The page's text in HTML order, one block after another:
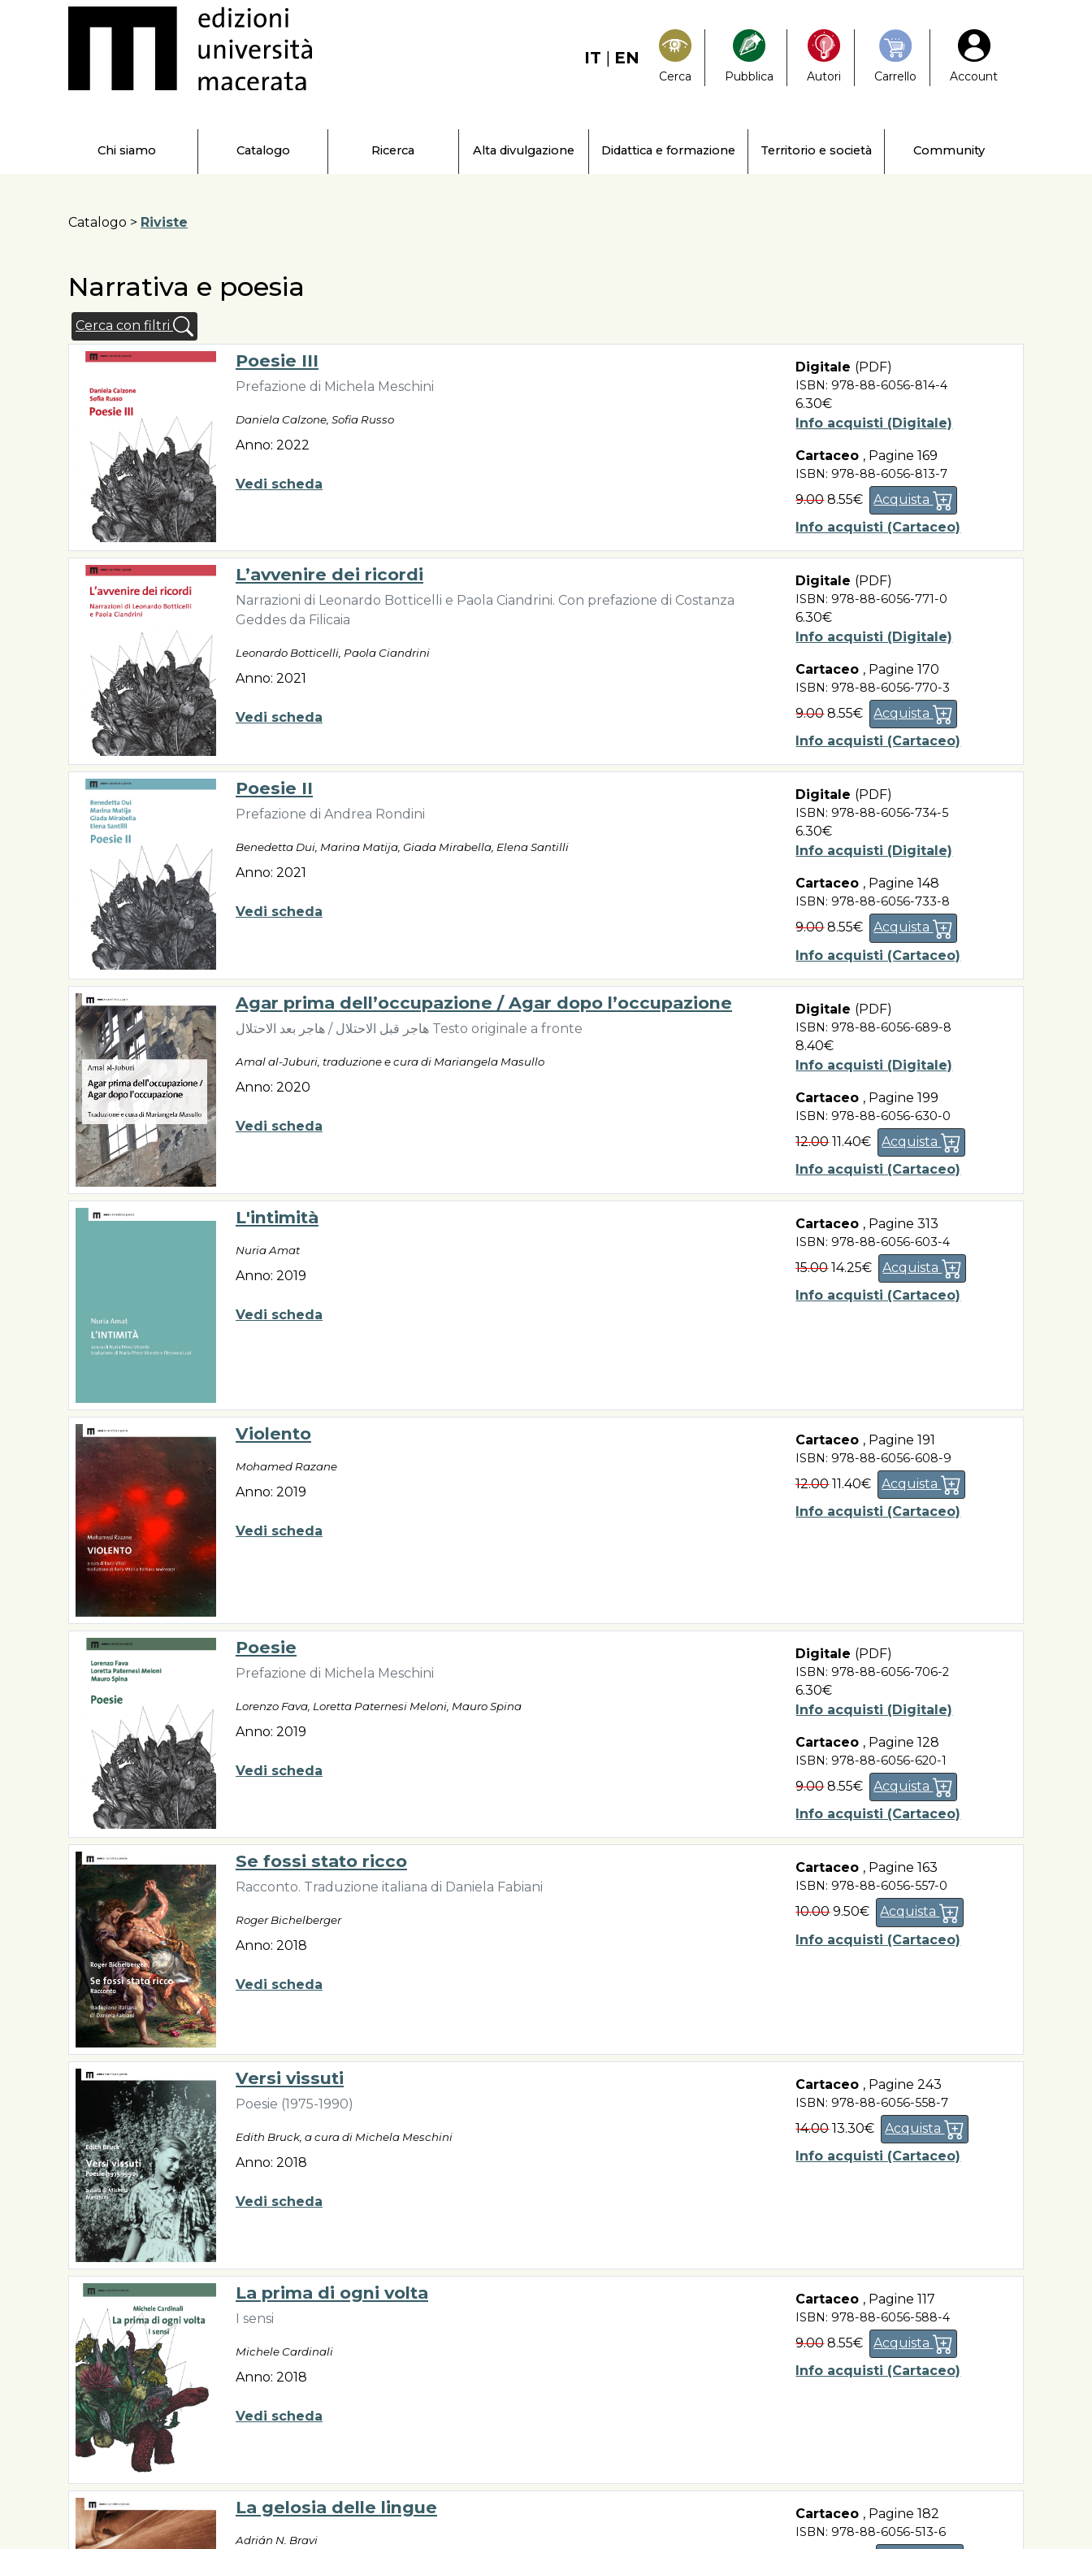
IT | EN
Cerca Pubblica Autori Carrello Account
Chi siamo Catalogo Ricerca Alta divulgazione Didattica e formazione Territorio e società Community
Catalogo > Riviste
Narrativa e poesia
Cerca con filtri
Poesie III
Prefazione di Michela Meschini
Daniela Calzone, Sofia Russo
Anno: 2022
Vedi scheda
Digitale (PDF)
ISBN: 978-88-6056-814-4
6.30€
Info acquisti (Digitale)
Cartaceo , Pagine 169
ISBN: 978-88-6056-813-7
9.008.55€
Acquista
Info acquisti (Cartaceo)
L’avvenire dei ricordi
Narrazioni di Leonardo Botticelli e Paola Ciandrini. Con prefazione di Costanza
Geddes da Filicaia
Leonardo Botticelli, Paola Ciandrini
Anno: 2021
Vedi scheda
Digitale (PDF)
ISBN: 978-88-6056-771-0
6.30€
Info acquisti (Digitale)
Cartaceo , Pagine 170
ISBN: 978-88-6056-770-3
9.008.55€
Acquista
Info acquisti (Cartaceo)
Poesie II
Prefazione di Andrea Rondini
Benedetta Dui, Marina Matija, Giada Mirabella, Elena Santilli
Anno: 2021
Vedi scheda
Digitale (PDF)
ISBN: 978-88-6056-734-5
6.30€
Info acquisti (Digitale)
Cartaceo , Pagine 148
ISBN: 978-88-6056-733-8
9.008.55€
Acquista
Info acquisti (Cartaceo)
Agar prima dell’occupazione / Agar dopo l’occupazione
هاجر قبل الاحتلال / هاجر بعد الاحتلال Testo originale a fronte
Amal al-Juburi, traduzione e cura di Mariangela Masullo
Anno: 2020
Vedi scheda
Digitale (PDF)
ISBN: 978-88-6056-689-8
8.40€
Info acquisti (Digitale)
Cartaceo , Pagine 199
ISBN: 978-88-6056-630-0
12.0011.40€
Acquista
Info acquisti (Cartaceo)
L'intimità
Nuria Amat
Anno: 2019
Vedi scheda
Cartaceo , Pagine 313
ISBN: 978-88-6056-603-4
15.0014.25€
Acquista
Info acquisti (Cartaceo)
Violento
Mohamed Razane
Anno: 2019
Vedi scheda
Cartaceo , Pagine 191
ISBN: 978-88-6056-608-9
12.0011.40€
Acquista
Info acquisti (Cartaceo)
Poesie
Prefazione di Michela Meschini
Lorenzo Fava, Loretta Paternesi Meloni, Mauro Spina
Anno: 2019
Vedi scheda
Digitale (PDF)
ISBN: 978-88-6056-706-2
6.30€
Info acquisti (Digitale)
Cartaceo , Pagine 128
ISBN: 978-88-6056-620-1
9.008.55€
Acquista
Info acquisti (Cartaceo)
Se fossi stato ricco
Racconto. Traduzione italiana di Daniela Fabiani
Roger Bichelberger
Anno: 2018
Vedi scheda
Cartaceo , Pagine 163
ISBN: 978-88-6056-557-0
10.009.50€
Acquista
Info acquisti (Cartaceo)
Versi vissuti
Poesie (1975-1990)
Edith Bruck, a cura di Michela Meschini
Anno: 2018
Vedi scheda
Cartaceo , Pagine 243
ISBN: 978-88-6056-558-7
14.0013.30€
Acquista
Info acquisti (Cartaceo)
La prima di ogni volta
I sensi
Michele Cardinali
Anno: 2018
Vedi scheda
Cartaceo , Pagine 117
ISBN: 978-88-6056-588-4
9.008.55€
Acquista
Info acquisti (Cartaceo)
La gelosia delle lingue
Adrián N. Bravi
Cartaceo , Pagine 182
ISBN: 978-88-6056-513-6